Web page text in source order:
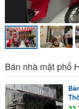
Bán nhà mặt phố